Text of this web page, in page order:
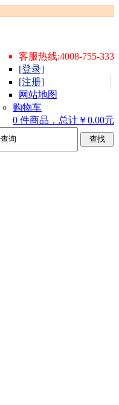
客服热线:4008-755-333
[登录]
[注册]
网站地图
购物车
0 件商品，总计￥0.00元